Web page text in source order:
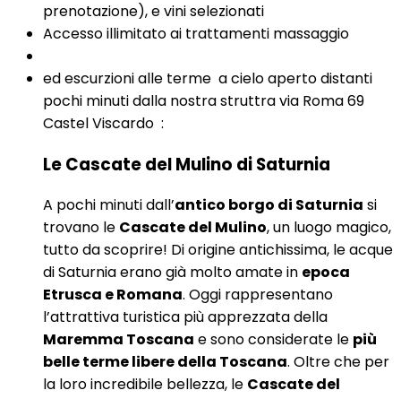
prenotazione), e vini selezionati
Accesso illimitato ai trattamenti massaggio
ed escurzioni alle terme a cielo aperto distanti
pochi minuti dalla nostra struttra via Roma 69
Castel Viscardo :
Le Cascate del Mulino di Saturnia
A pochi minuti dall’antico borgo di Saturnia si
trovano le Cascate del Mulino, un luogo magico,
tutto da scoprire! Di origine antichissima, le acque
di Saturnia erano già molto amate in epoca
Etrusca e Romana. Oggi rappresentano
l’attrattiva turistica più apprezzata della
Maremma Toscana e sono considerate le più
belle terme libere della Toscana. Oltre che per
la loro incredibile bellezza, le Cascate del